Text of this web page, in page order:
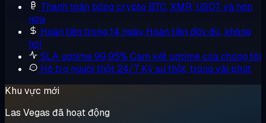
Thanh toán bằng crypto BTC, XMR, USDT và hơn
nữa
Hoàn tiền trong 14 ngày Hoàn tiền đầy đủ, không
hỏi
SLA uptime 99,95% Cam kết uptime của chúng tôi
Hỗ trợ người thật 24/7 Kỹ sư thật, trong vài phút
Khu vực mới
Las Vegas đã hoạt động